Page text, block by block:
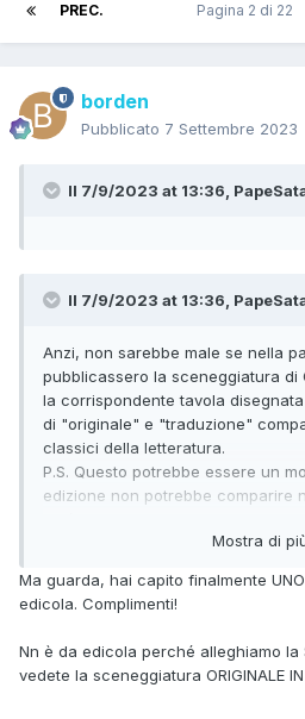
PREC. Pagina 2 di 22
borden
Pubblicato 7 Settembre 2023
Il 7/9/2023 at 13:36,
Il 7/9/2023 at 13:36,
Anzi, non sarebbe male se nella
pubblicassero la sceneggiatura di
la corrispondente tavola
di "originale" e "traduzione"
classici della letteratura.
P.S. Questo potrebbe essere un
edizione non potrebbe comparire
Mostra di
Ma guarda, hai capito finalmente
edicola. Complimenti!
Nn è da edicola perché alleghiamo la
vedete la sceneggiatura ORIGINALE IN